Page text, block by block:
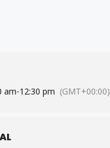
am-12:30 pm (GMT+00:00)